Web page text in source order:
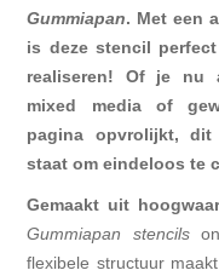
Gummiapan. Met een
is deze stencil
realiseren! Of je nu
mixed media of
pagina opvrolijkt,
staat om eindeloos te
Gemaakt uit
Gummiapan stencils
flexibele structuur